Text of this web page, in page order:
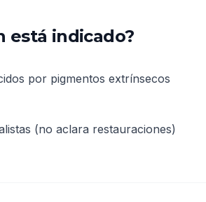
está indicado?
por pigmentos extrínsecos
(no aclara restauraciones)